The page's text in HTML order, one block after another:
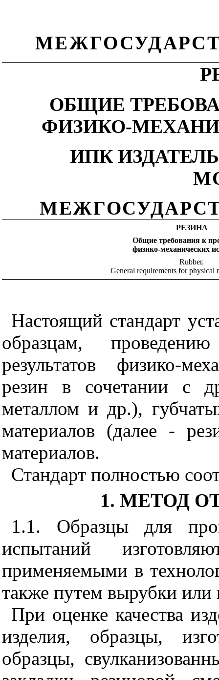
ОБЩИЕ
ФИЗИКО-
ИПК
РЕЗИНА
Общие требования к
физико-механических
Rubber.
General requirements for physical
Настоящий стандарт
образцам,
результатов физико-
резин в сочетании с
металлом и др.),
материалов (далее -
материалов.
Стандарт полностью
1. МЕТОД
1.1. Образцы для
испытаний
применяемыми в
также путем вырубки или
При оценке качества
изделия, образцы,
образцы,